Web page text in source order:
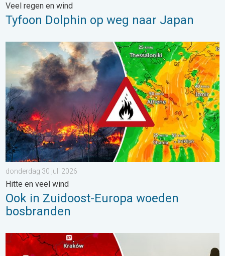
Veel regen en wind
Tyfoon Dolphin op weg naar Japan
Ook in Zuidoost-Europa woeden bosbranden. Hitte en veel
donderdag 30 juli 2026
Hitte en veel wind
Ook in Zuidoost-Europa woeden
bosbranden
Extreme hitte in Oost-Europa. Tot ruim 40 graden. . . dinsdag